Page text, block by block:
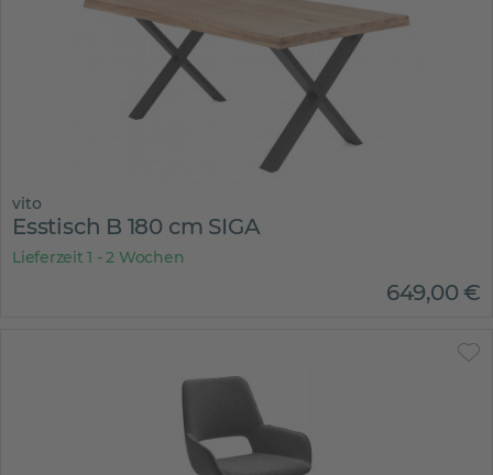
vito
Esstisch B 180 cm SIGA
Lieferzeit 1 - 2 Wochen
649,00€